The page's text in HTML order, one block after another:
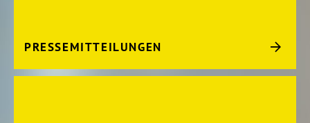
PRESSEMITTEILUNGEN